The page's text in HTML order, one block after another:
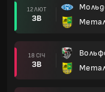
12 ЛЮТ
ЗВ
18 СІЧ
ЗВ